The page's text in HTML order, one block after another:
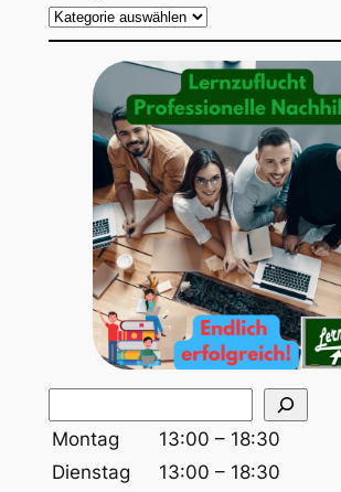
uMontag
13:00 – 18:30
Dienstag
13:00 – 18:30